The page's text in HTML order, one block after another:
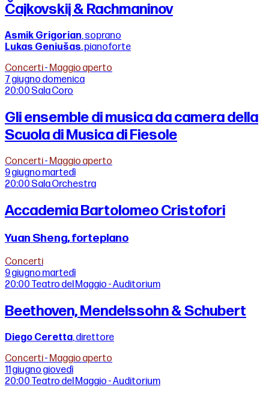
Čajkovskij & Rachmaninov
Asmik Grigorian, soprano
Lukas Geniušas, pianoforte
Concerti- Maggio aperto
7 giugno domenica
20:00 Sala Coro
Gli ensemble di musica da camera della
Scuola di Musica di Fiesole
Concerti- Maggio aperto
9 giugno martedì
20:00 Sala Orchestra
Accademia Bartolomeo Cristofori
Yuan Sheng, fortepiano
Concerti
9 giugno martedì
20:00 Teatro del Maggio - Auditorium
Beethoven, Mendelssohn & Schubert
Diego Ceretta, direttore
Concerti- Maggio aperto
11 giugno giovedì
20:00 Teatro del Maggio - Auditorium